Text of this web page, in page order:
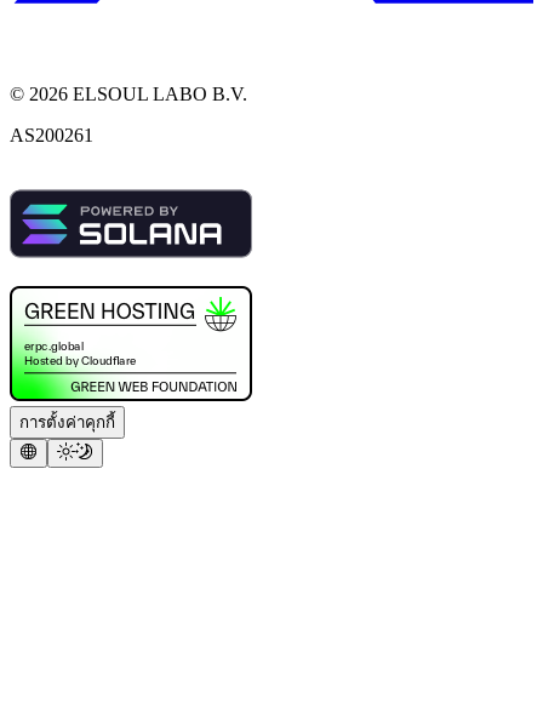
© 2026 ELSOUL LABO B.V.
AS200261
การตั้งค่าคุกกี้